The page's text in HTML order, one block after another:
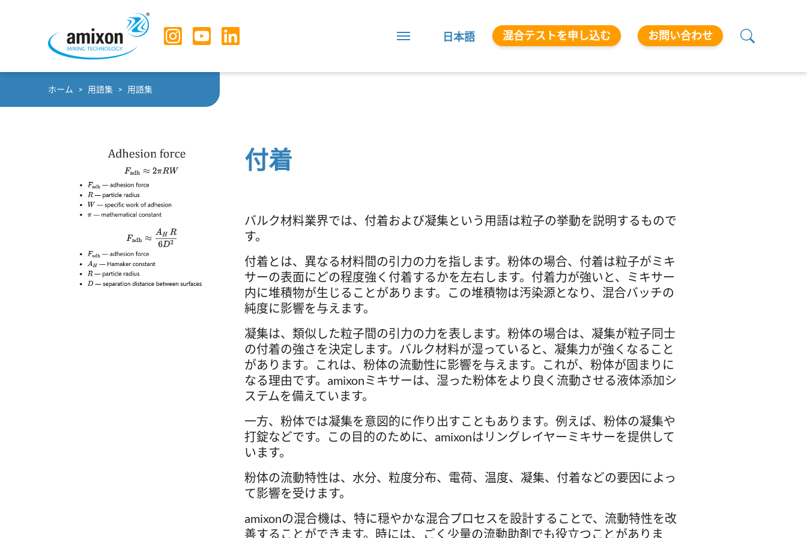
日本語 混合テストを申し込む お問い合わせ
You are here:
ホーム 用語集 用語集
付着
バルク材料業界では、付着および凝集という用語は粒子の挙動を説明するもので
す。
付着とは、異なる材料間の引力の力を指します。粉体の場合、付着は粒子がミキ
サーの表面にどの程度強く付着するかを左右します。付着力が強いと、ミキサー
内に堆積物が生じることがあります。この堆積物は汚染源となり、混合バッチの
純度に影響を与えます。
凝集は、類似した粒子間の引力の力を表します。粉体の場合は、凝集が粒子同士
の付着の強さを決定します。バルク材料が湿っていると、凝集力が強くなること
があります。これは、粉体の流動性に影響を与えます。これが、粉体が固まりに
なる理由です。amixonミキサーは、湿った粉体をより良く流動させる液体添加シ
ステムを備えています。
一方、粉体では凝集を意図的に作り出すこともあります。例えば、粉体の凝集や
打錠などです。この目的のために、amixonはリングレイヤーミキサーを提供して
います。
粉体の流動特性は、水分、粒度分布、電荷、温度、凝集、付着などの要因によっ
て影響を受けます。
amixonの混合機は、特に穏やかな混合プロセスを設計することで、流動特性を改
善することができます。時には、ごく少量の流動助剤でも役立つことがありま